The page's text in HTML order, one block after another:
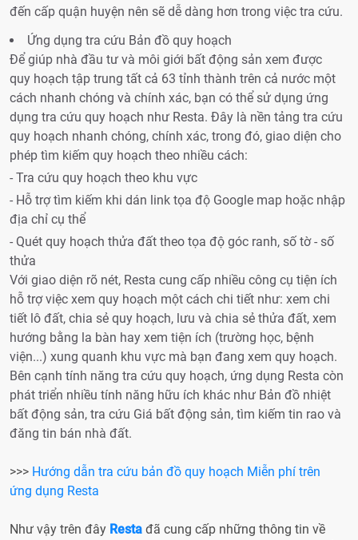
đến cấp quận huyện nên sẽ dễ dàng hơn trong việc tra cứu.
Ứng dụng tra cứu Bản đồ quy hoạch
Để giúp nhà đầu tư và môi giới bất động sản xem được
quy hoạch tập trung tất cả 63 tỉnh thành trên cả nước một
cách nhanh chóng và chính xác, bạn có thể sử dụng ứng
dụng tra cứu quy hoạch như Resta. Đây là nền tảng tra cứu
quy hoạch nhanh chóng, chính xác, trong đó, giao diện cho
phép tìm kiếm quy hoạch theo nhiều cách:
- Tra cứu quy hoạch theo khu vực
- Hỗ trợ tìm kiếm khi dán link tọa độ Google map hoặc nhập
địa chỉ cụ thể
- Quét quy hoạch thửa đất theo tọa độ góc ranh, số tờ - số
thửa
Với giao diện rõ nét, Resta cung cấp nhiều công cụ tiện ích
hỗ trợ việc xem quy hoạch một cách chi tiết như: xem chi
tiết lô đất, chia sẻ quy hoạch, lưu và chia sẻ thửa đất, xem
hướng bằng la bàn hay xem tiện ích (trường học, bệnh
viện...) xung quanh khu vực mà bạn đang xem quy hoạch.
Bên cạnh tính năng tra cứu quy hoạch, ứng dụng Resta còn
phát triển nhiều tính năng hữu ích khác như Bản đồ nhiệt
bất động sản, tra cứu Giá bất động sản, tìm kiếm tin rao và
đăng tin bán nhà đất.
>>> Hướng dẫn tra cứu bản đồ quy hoạch Miễn phí trên
ứng dụng Resta
Như vậy trên đây Resta đã cung cấp những thông tin về